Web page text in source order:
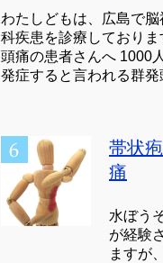
わたしどもは、広島で
科疾患を診療しており
頭痛の患者さんへ 1000
発症すると言われる群発
帯状
痛
水ぼう
が経験
ますが